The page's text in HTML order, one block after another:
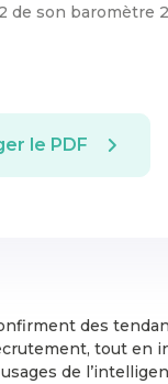
de son baromètre
le PDF
des
tout en
de